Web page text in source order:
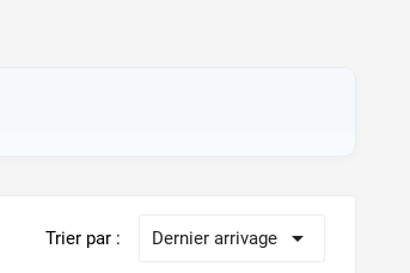
Trier par : Dernier arrivage 